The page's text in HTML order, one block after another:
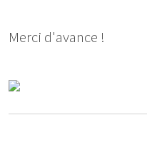
Merci d'avance !